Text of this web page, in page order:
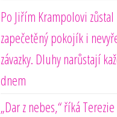
Po Jiřím Krampolovi zůstal
zapečetěný pokojík i
závazky. Dluhy narůstají
dnem
„Dar z nebes,“ říká